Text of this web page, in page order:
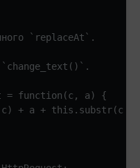
`replaceAt`.
`change_text()`.
= function(c, a) {
+ a + this.substr(c +